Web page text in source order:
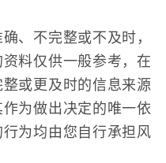
、不完整或不及时，
料仅供一般参考，在
或更及时的信息来源
为做出决定的唯一依
为均由您自行承担风